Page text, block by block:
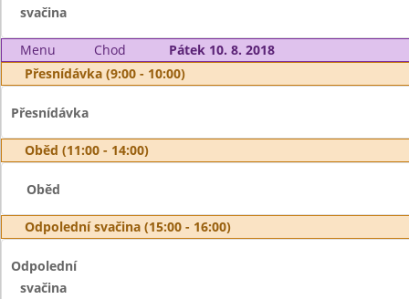
svačina
Menu Chod
Pátek 10. 8. 2018
Přesnídávka (9:00 - 10:00)
Přesnídávka
Oběd (11:00 - 14:00)
Oběd
Odpolední svačina (15:00 - 16:00)
Odpolední
svačina